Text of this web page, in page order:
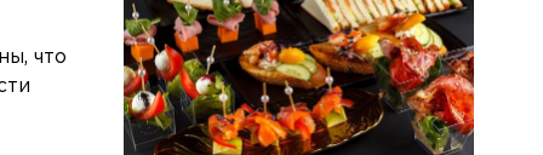
что